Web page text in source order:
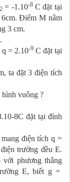
= -1.10-8 C đặt tại
6cm. Điểm M nằm
3 cm.
= 2.10-9C đặt tại
ta đặt 3 điện tích
vuông ?
8C đặt tại đỉnh
điện tích q =
trường đều E.
với phương thẳng
E, biết g =